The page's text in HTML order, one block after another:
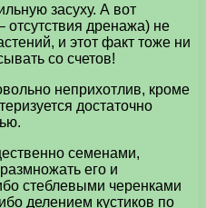
засуху. А вот
дренажа) не
и этот факт тоже ни
со счетов!
неприхотлив, кроме
достаточно
семенами,
его и
стеблевыми черенками
делением кустиков по